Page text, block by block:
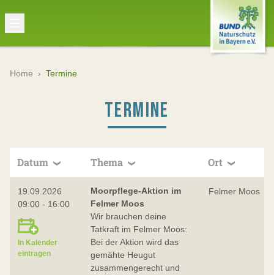
Home › Termine
TERMINE
Datum Thema Ort
19.09.2026
09:00 - 16:00
In Kalender
eintragen
Moorpflege-Aktion im
Felmer Moos
Wir brauchen deine
Tatkraft im Felmer Moos:
Bei der Aktion wird das
gemähte Heugut
zusammengerecht und
Felmer Moos